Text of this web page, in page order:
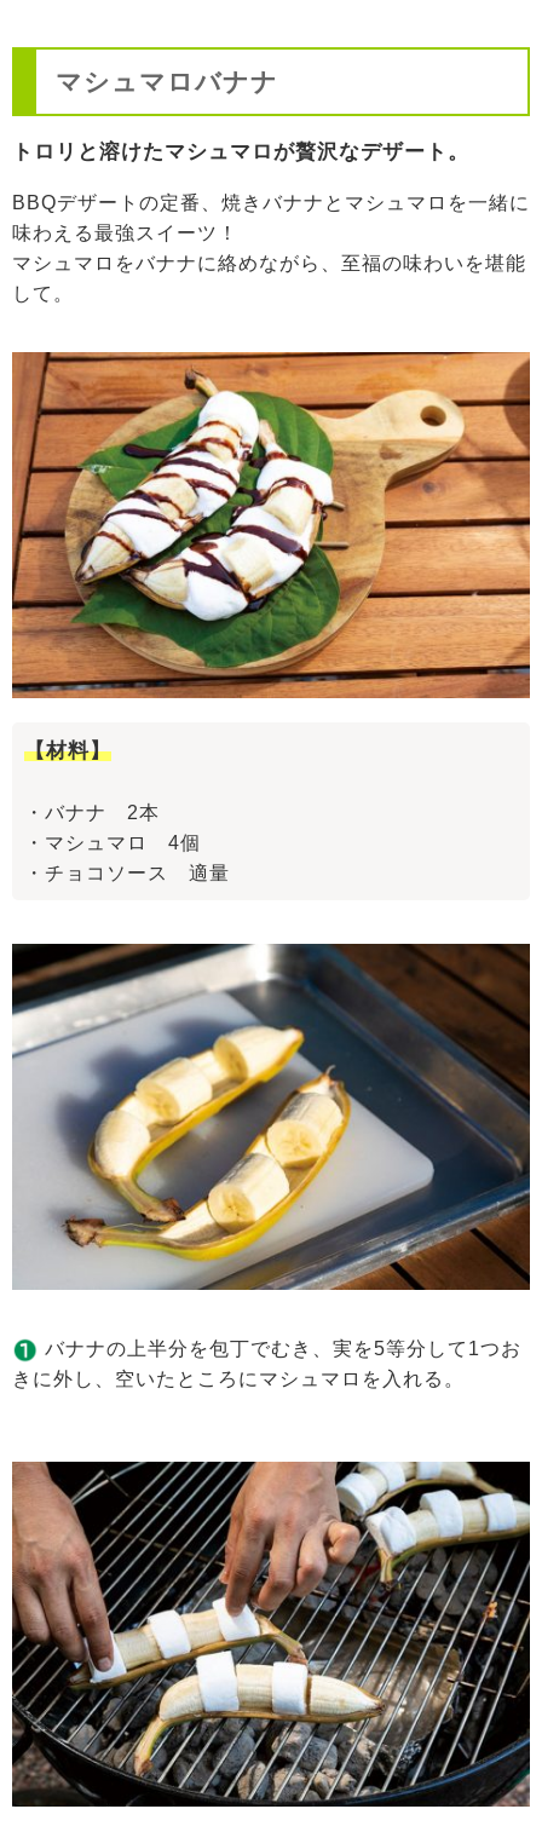
マシュマロバナナ
トロリと溶けたマシュマロが贅沢なデザート。
BBQデザートの定番、焼きバナナとマシュマロを一緒に
味わえる最強スイーツ！
マシュマロをバナナに絡めながら、至福の味わいを堪能
して。
【材料】
・バナナ 2本
・マシュマロ 4個
・チョコソース 適量
バナナの上半分を包丁でむき、実を5等分して1つお
きに外し、空いたところにマシュマロを入れる。